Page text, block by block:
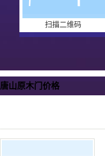
唐山原木门价格
扫描二维码